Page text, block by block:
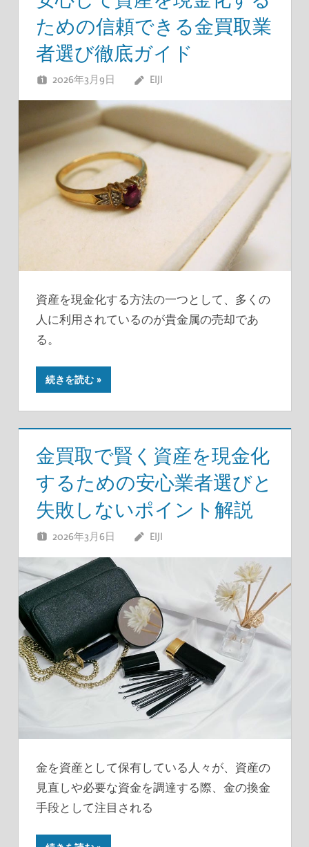
ための信頼できる金買取業
者選び徹底ガイド
2026年3月9日 EIJI
資産を現金化する方法の一つとして、多くの
人に利用されているのが貴金属の売却であ
る。
続きを読む
金買取で賢く資産を現金化
するための安心業者選びと
失敗しないポイント解説
2026年3月6日 EIJI
金を資産として保有している人々が、資産の
見直しや必要な資金を調達する際、金の換金
手段として注目される